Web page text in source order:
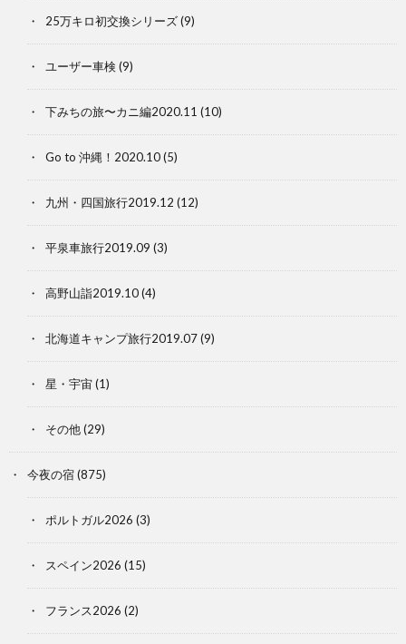
25万キロ初交換シリーズ(9)
ユーザー車検 (9)
下みちの旅〜カニ編2020.11 (10)
Go to 沖縄！2020.10(5)
九州・四国旅行2019.12 (12)
平泉車旅行2019.09 (3)
高野山詣2019.10(4)
北海道キャンプ旅行2019.07(9)
星・宇宙(1)
その他(29)
今夜の宿(875)
ポルトガル2026 (3)
スペイン2026 (15)
フランス2026 (2)